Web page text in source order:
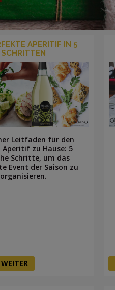
APERITIF IN 5
SCHRITTEN
Leitfaden für den
Aperitif zu Hause: 5
Schritte, um das
Event der Saison zu
organisieren.